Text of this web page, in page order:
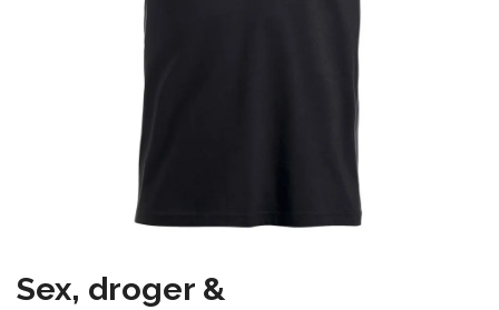
Sex, droger &